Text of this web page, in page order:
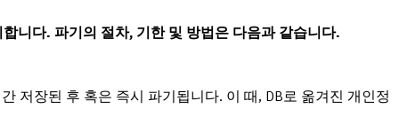
니다. 파기의 절차, 기한 및 방법은 다음과 같습니다.
저장된 후 혹은 즉시 파기됩니다. 이 때, DB로 옮겨진 개인정